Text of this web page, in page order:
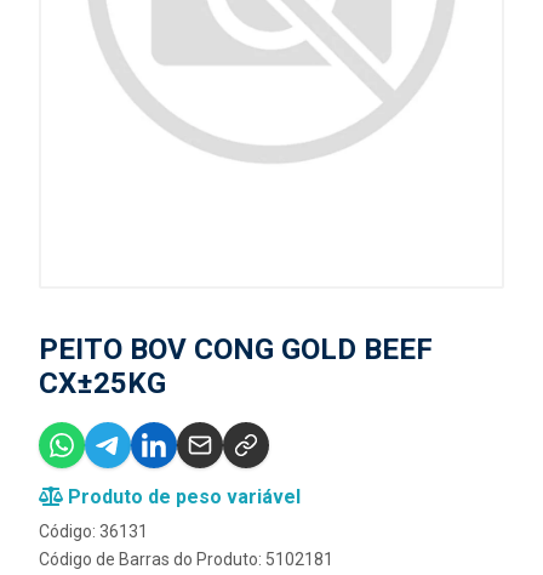
PEITO BOV CONG GOLD BEEF
CX±25KG
Produto de peso variável
Código: 36131
Código de Barras do Produto: 5102181